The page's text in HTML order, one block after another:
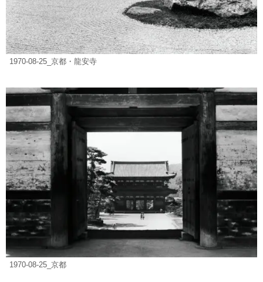
1970-08-25_京都・龍安寺
1970-08-25_京都